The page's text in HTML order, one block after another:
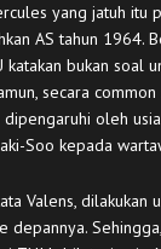
yang jatuh itu
AS tahun 1964.
katakan bukan soal
secara
oleh
Soo kepada
Valens, dilakukan
depannya.